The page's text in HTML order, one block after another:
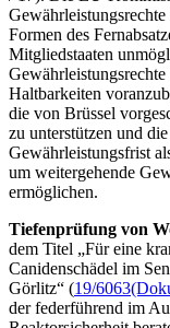
Gewährleistungsrechte
Formen des
Mitgliedstaaten
Haltbarkeiten
die von Brüssel
zu unterstützen und
Gewährleistungsfrist
um weitergehende
ermöglichen.
Tiefenprüfung von
dem Titel „Für eine
Canidenschädel im
Görlitz“ (19/6063
der federführend im